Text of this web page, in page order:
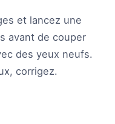
et lancez une
avant de couper
des yeux neufs.
corrigez.